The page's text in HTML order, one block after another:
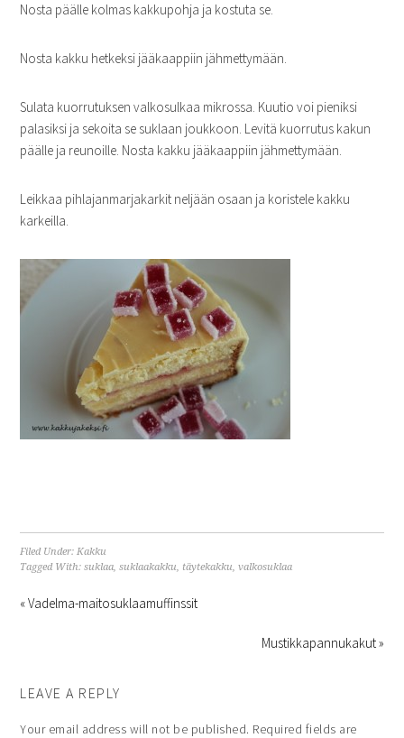
Nosta päälle kolmas kakkupohja ja kostuta se.
Nosta kakku hetkeksi jääkaappiin jähmettymään.
Sulata kuorrutuksen valkosulkaa mikrossa. Kuutio voi pieniksi
palasiksi ja sekoita se suklaan joukkoon. Levitä kuorrutus kakun
päälle ja reunoille. Nosta kakku jääkaappiin jähmettymään.
Leikkaa pihlajanmarjakarkit neljään osaan ja koristele kakku
karkeilla.
Filed Under:Kakku
Tagged With:suklaa,suklaakakku, täytekakku,valkosuklaa
« Vadelma-maitosuklaamuffinssit
Mustikkapannukakut »
LEAVE A REPLY
Your email address will not be published. Required fields are